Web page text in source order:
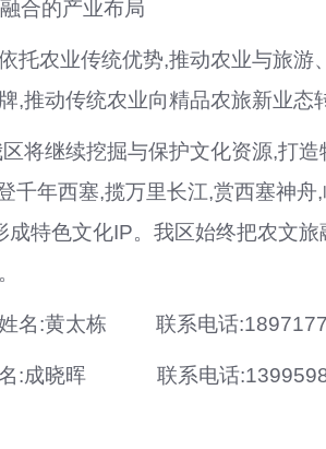
合的产业布局
托农业传统优势,推动农业与旅
,推动传统农业向精品农旅新业态
将继续挖掘与保护文化资源,打
千年西塞,揽万里长江,赏西塞神
成特色文化IP。我区始终把农文
名:黄太栋 联系电话:
:成晓晖 联系电话: